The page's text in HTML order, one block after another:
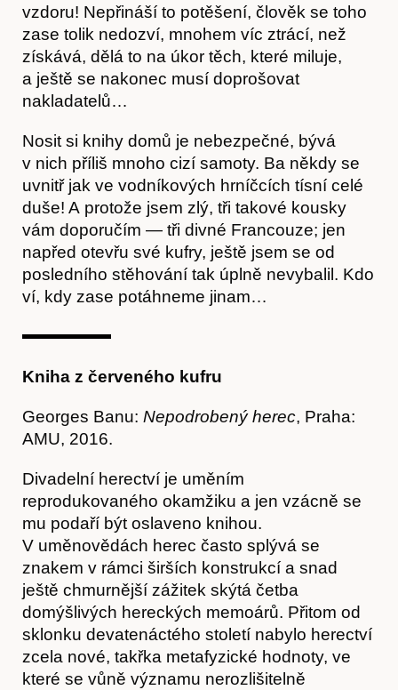
vzdoru! Nepřináší to potěšení, člověk se toho
zase tolik nedozví, mnohem víc ztrácí, než
získává, dělá to na úkor těch, které miluje,
a ještě se nakonec musí doprošovat
nakladatelů…
Nosit si knihy domů je nebezpečné, bývá
v nich příliš mnoho cizí samoty. Ba někdy se
uvnitř jak ve vodníkových hrníčcích tísní celé
duše! A protože jsem zlý, tři takové kousky
vám doporučím — tři divné Francouze; jen
napřed otevřu své kufry, ještě jsem se od
posledního stěhování tak úplně nevybalil. Kdo
ví, kdy zase potáhneme jinam…
Kniha z červeného kufru
Georges Banu: Nepodrobený herec, Praha:
AMU, 2016.
Divadelní herectví je uměním
reprodukovaného okamžiku a jen vzácně se
mu podaří být oslaveno knihou.
V uměnovědách herec často splývá se
znakem v rámci širších konstrukcí a snad
ještě chmurnější zážitek skýtá četba
domýšlivých hereckých memoárů. Přitom od
sklonku devatenáctého století nabylo herectví
zcela nové, takřka metafyzické hodnoty, ve
které se vůně významu nerozlišitelně